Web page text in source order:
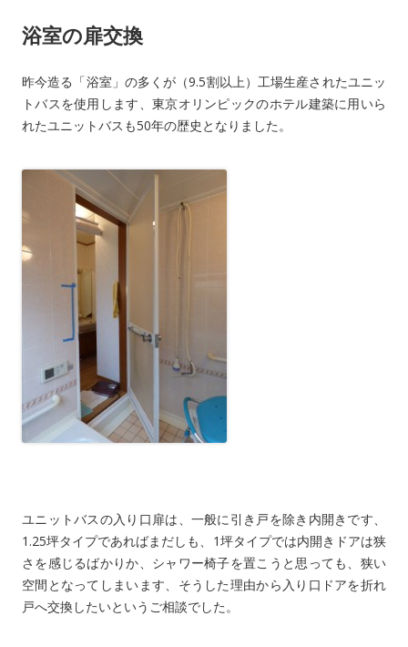
浴室の扉交換
昨今造る「浴室」の多くが（9.5割以上）工場生産されたユニッ
トバスを使用します、東京オリンピックのホテル建築に用いら
れたユニットバスも50年の歴史となりました。
ユニットバスの入り口扉は、一般に引き戸を除き内開きです、
1.25坪タイプであればまだしも、1坪タイプでは内開きドアは狭
さを感じるばかりか、シャワー椅子を置こうと思っても、狭い
空間となってしまいます、そうした理由から入り口ドアを折れ
戸へ交換したいというご相談でした。